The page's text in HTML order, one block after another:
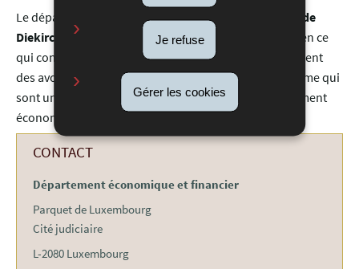
Je refuse
Gérer les cookies
Le département économique et financier du
parquet de
Diekirch
a le même périmètre d’attributions, excepté en ce
qui concerne les attributions de bureau de recouvrement
des avoirs et la lutte contre le financement du terrorisme qui
sont une compétence exclusive nationale du département
économique et financier du parquet de Luxembourg.
CONTACT
Département économique et financier
Parquet de Luxembourg
Cité judiciaire
L-2080 Luxembourg